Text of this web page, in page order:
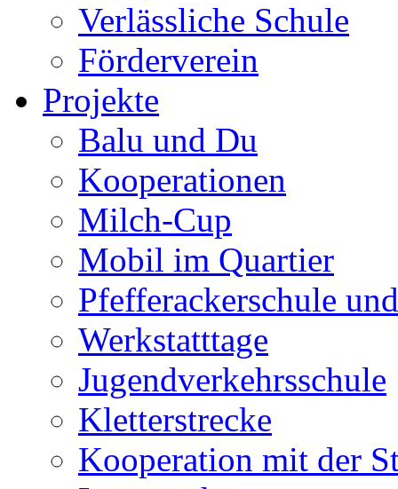
Verlässliche Schule
Förderverein
Projekte
Balu und Du
Kooperationen
Milch-Cup
Mobil im Quartier
Pfefferackerschule
Werkstatttage
Jugendverkehrsschule
Kletterstrecke
Kooperation mit der